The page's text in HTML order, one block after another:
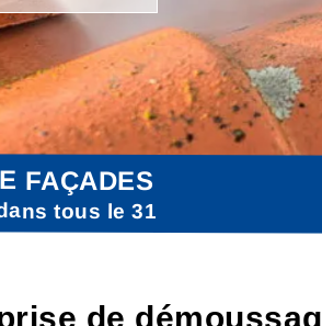
FAÇADES
tous le 31
de